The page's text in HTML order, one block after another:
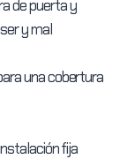
de puerta y
y mal
una cobertura
fija